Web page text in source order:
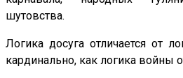
шутовства.
Логика досуга отличается от
кардинально, как логика войны